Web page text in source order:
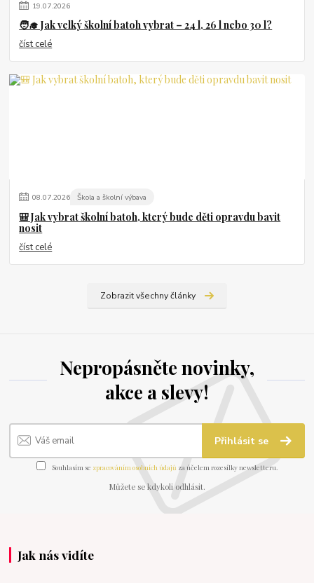
19.07.2026
🧑‍🎓 Jak velký školní batoh vybrat – 24 l, 26 l nebo 30 l?
číst celé
08.07.2026 Škola a školní výbava
🎒 Jak vybrat školní batoh, který bude děti opravdu bavit
nosit
číst celé
Zobrazit všechny články
Nepropásněte novinky,
akce a slevy!
Přihlásit se
Souhlasím se zpracováním osobních údajů za účelem rozesílky newsletteru.
Můžete se kdykoli odhlásit.
Jak nás vidíte